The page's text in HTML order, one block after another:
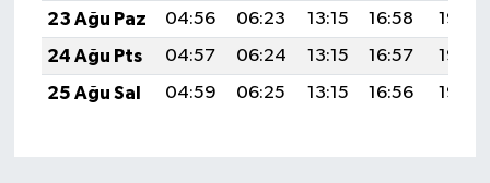
23 Ağu Paz
04:56 06:23 13:15 16:58
19:57
24 Ağu Pts
04:57 06:24 13:15 16:57
19:56
25 Ağu Sal
04:59 06:25 13:15 16:56 19:55